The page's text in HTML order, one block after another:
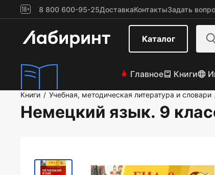
8 800 600-95-25ДоставкаКонтактыЗадать
Каталог
Главное Книги
Книги / Учебная, методическая литература и словари
Немецкий язык. 9